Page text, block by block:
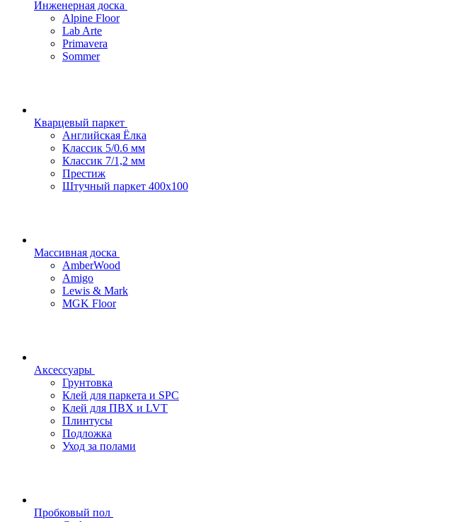
Инженерная доска
Alpine Floor
Lab Arte
Primavera
Sommer
Кварцевый паркет
Английская Ёлка
Классик 5/0.6 мм
Классик 7/1,2 мм
Престиж
Штучный паркет 400x100
Массивная доска
AmberWood
Amigo
Lewis & Mark
MGK Floor
Аксессуары
Грунтовка
Клей для паркета и SPC
Клей для ПВХ и LVT
Плинтусы
Подложка
Уход за полами
Пробковый пол